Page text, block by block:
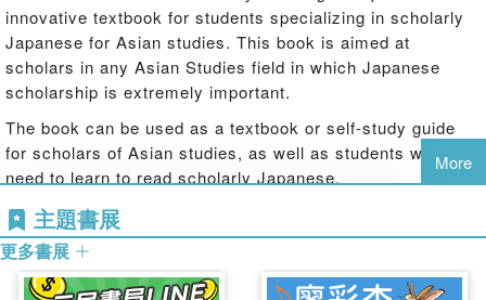
innovative textbook for students specializing in scholarly
Japanese for Asian studies. This book is aimed at
scholars in any Asian Studies field in which Japanese
scholarship is extremely important.
The book can be used as a textbook or self-study guide
for scholars of Asian studies, as well as students who
need to learn to read scholarly Japanese.
The book contains concise descriptions of grammar points
essential for reading scholarly writings in Japanese and
exercises based on excerpts taken from prominent
Japanese scholarly texts. Each exercise reading provides
More
主題書展
更多書展